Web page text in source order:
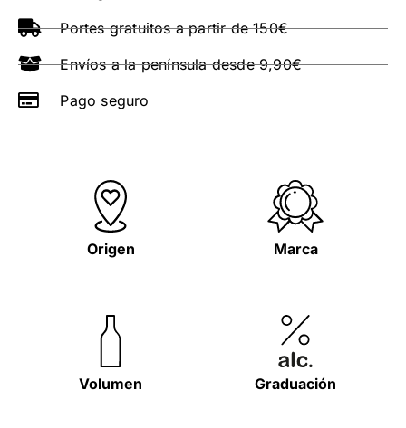
Portes gratuitos a partir de 150€
Envíos a la península desde 9,90€
Pago seguro
Origen Marca
Volumen Graduación